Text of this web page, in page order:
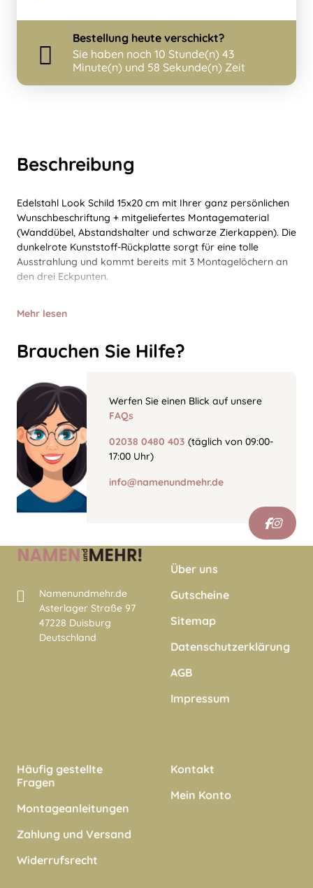
Beschreibung
Edelstahl Look Schild 15x20 cm mit Ihrer ganz persönlichen
Wunschbeschriftung + mitgeliefertes Montagematerial
(Wanddübel, Abstandshalter und schwarze Zierkappen). Die
dunkelrote Kunststoff-Rückplatte sorgt für eine tolle
Ausstrahlung und kommt bereits mit 3 Montagelöchern an
den drei Eckpunten.
Mehr lesen
Brauchen Sie Hilfe?
Werfen Sie einen Blick auf unsere
FAQs
02038 0480 403 (täglich von 09:00-
17:00 Uhr)
info@namenundmehr.de
Bestellung heute verschickt?
Sie haben noch 10 Stunde(n) 43
Minute(n) und 58 Sekunde(n) Zeit
Namenundmehr.de
Asterlager Straße 97
47228 Duisburg
Deutschland
Über uns
Gutscheine
Sitemap
Datenschutzerklärung
AGB
Impressum
Häufig gestellte
Fragen
Montageanleitungen
Zahlung und Versand
Widerrufsrecht
Kontakt
Mein Konto